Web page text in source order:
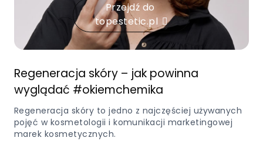
Przejdź do
topestetic.pl
Regeneracja skóry – jak powinna
wyglądać #okiemchemika
Regeneracja skóry to jedno z najczęściej używanych
pojęć w kosmetologii i komunikacji marketingowej
marek kosmetycznych.